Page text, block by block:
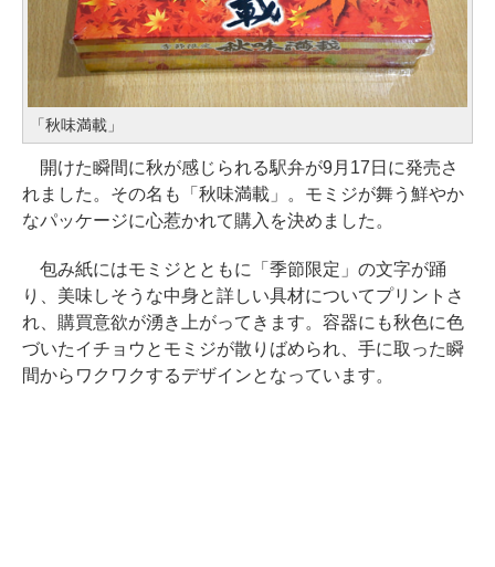
「秋味満載」
開けた瞬間に秋が感じられる駅弁が9月17日に発売さ
れました。その名も「秋味満載」。モミジが舞う鮮やか
なパッケージに心惹かれて購入を決めました。
包み紙にはモミジとともに「季節限定」の文字が踊
り、美味しそうな中身と詳しい具材についてプリントさ
れ、購買意欲が湧き上がってきます。容器にも秋色に色
づいたイチョウとモミジが散りばめられ、手に取った瞬
間からワクワクするデザインとなっています。